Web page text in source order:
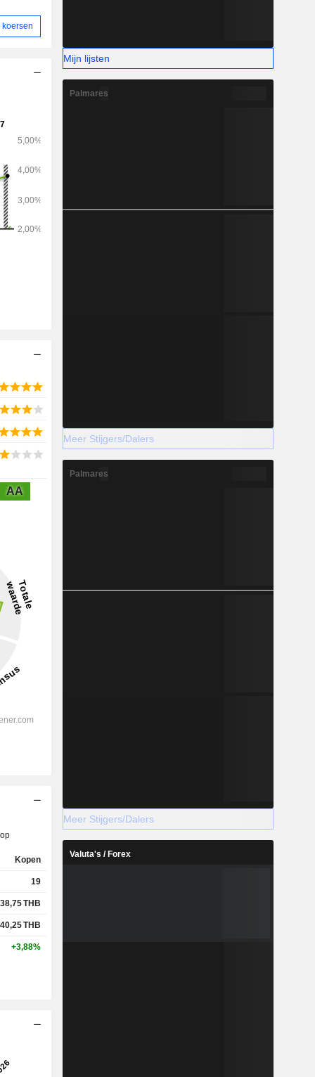
koersen
AA
Kopen
19
38,75THB
40,25THB
+3,88%
Mijn lijsten
Palmares
Meer Stijgers/Dalers
Palmares
Meer Stijgers/Dalers
Valuta's / Forex